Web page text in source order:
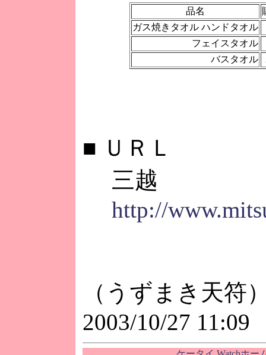
品名
ガス焼きタオル ハンドタオル
フェイスタオル
バスタオル
■ ＵＲＬ
三越
http://
（うずまき天符
2003/10/27 11:09